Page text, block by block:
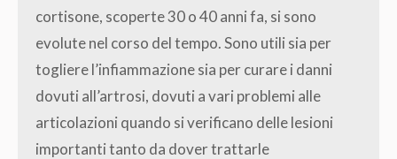
cortisone, scoperte 30 o 40 anni fa, si sono
evolute nel corso del tempo. Sono utili sia per
togliere l’infiammazione sia per curare i danni
dovuti all’artrosi, dovuti a vari problemi alle
articolazioni quando si verificano delle lesioni
importanti tanto da dover trattarle